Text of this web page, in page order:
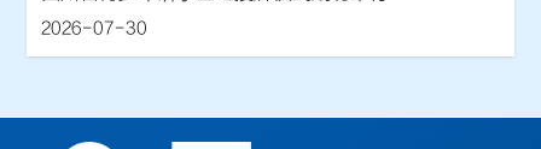
2026-07-30